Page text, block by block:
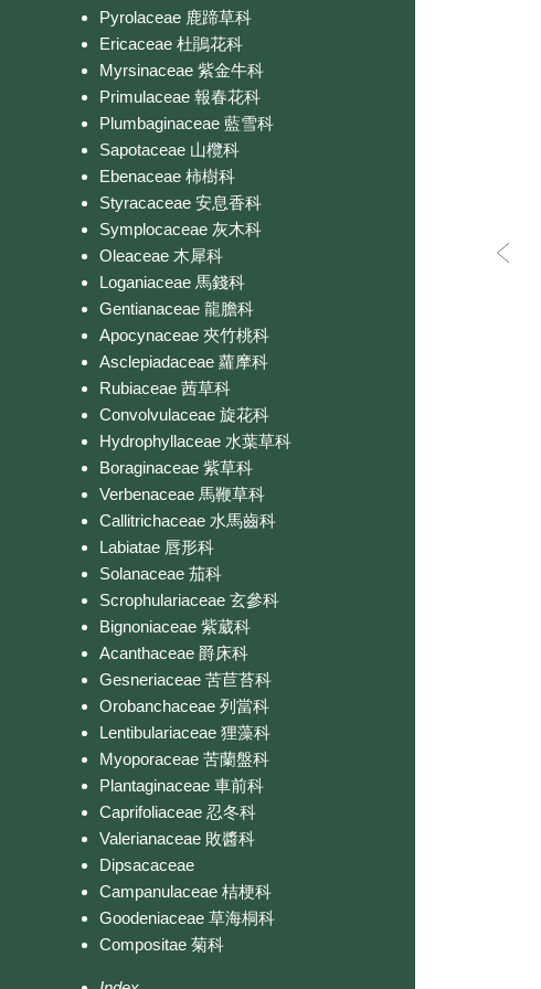
Pyrolaceae 鹿蹄草科
Ericaceae 杜鵑花科
Myrsinaceae 紫金牛科
Primulaceae 報春花科
Plumbaginaceae 藍雪科
Sapotaceae 山欖科
Ebenaceae 柿樹科
Styracaceae 安息香科
Symplocaceae 灰木科
Oleaceae 木犀科
Loganiaceae 馬錢科
Gentianaceae 龍膽科
Apocynaceae 夾竹桃科
Asclepiadaceae 蘿摩科
Rubiaceae 茜草科
Convolvulaceae 旋花科
Hydrophyllaceae 水葉草科
Boraginaceae 紫草科
Verbenaceae 馬鞭草科
Callitrichaceae 水馬齒科
Labiatae 唇形科
Solanaceae 茄科
Scrophulariaceae 玄參科
Bignoniaceae 紫葳科
Acanthaceae 爵床科
Gesneriaceae 苦苣苔科
Orobanchaceae 列當科
Lentibulariaceae 狸藻科
Myoporaceae 苦蘭盤科
Plantaginaceae 車前科
Caprifoliaceae 忍冬科
Valerianaceae 敗醬科
Dipsacaceae
Campanulaceae 桔梗科
Goodeniaceae 草海桐科
Compositae 菊科